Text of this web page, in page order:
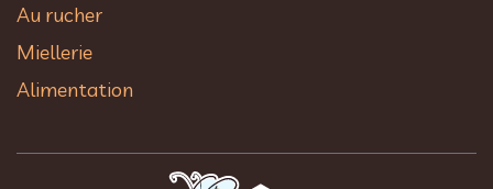
Au rucher​
Miellerie
Alimentation